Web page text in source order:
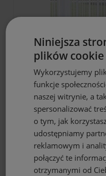
Firana gotowa
żabki
Niniejsza
plików cookie
Wykorzystujemy
funkcje
naszej witrynie, a
spersonalizować
o tym, jak
udostępniamy
reklamowym i
połączyć te
otrzymanymi od